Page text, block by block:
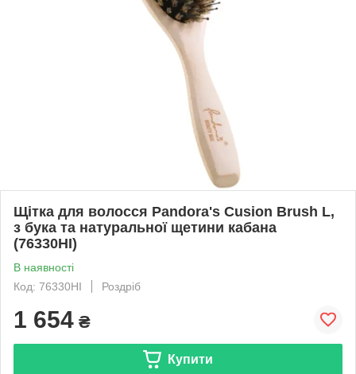
Щітка для волосся Pandora's Cusion Brush L,
з бука та натуральної щетини кабана
(76330HI)
В наявності
Код: 76330HI
Роздріб
1 654 ₴
Купити